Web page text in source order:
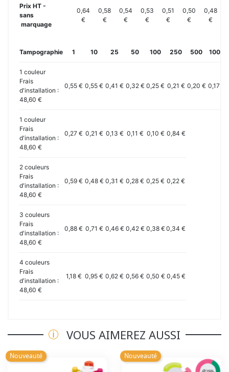
Prix HT -
sans
marquage
0,64
€
0,58
€
0,54
€
0,53
€
0,51
€
0,50
€
0,48
€
Tampographie 1 10 25 50 100 250 500 1000
1 couleur
Frais
d'installation :
48,60 €
0,55 € 0,55 € 0,41 € 0,32 € 0,25 € 0,21 € 0,20 € 0,17 €
1 couleur
Frais
d'installation :
48,60 €
0,27 € 0,21 € 0,13 € 0,11 € 0,10 € 0,84 €
2 couleurs
Frais
d'installation :
48,60 €
0,59 € 0,48 € 0,31 € 0,28 € 0,25 € 0,22 €
3 couleurs
Frais
d'installation :
48,60 €
0,88 € 0,71 € 0,46 € 0,42 € 0,38 € 0,34 €
4 couleurs
Frais
d'installation :
48,60 €
1,18 € 0,95 € 0,62 € 0,56 € 0,50 € 0,45 €
VOUS AIMEREZ AUSSI
Nouveauté Nouveauté